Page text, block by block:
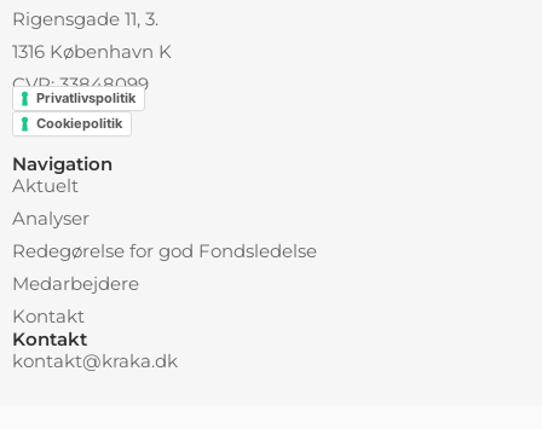
Rigensgade 11, 3.
1316 København K
CVR: 33848099
Privatlivspolitik
Cookiepolitik
Navigation
Aktuelt
Analyser
Redegørelse for god Fondsledelse
Medarbejdere
Kontakt
Kontakt
kontakt@kraka.dk